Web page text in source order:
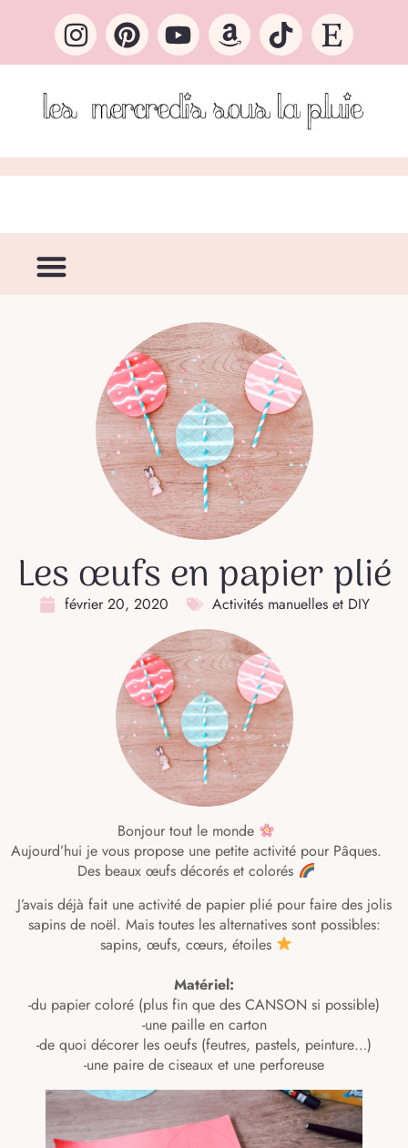
Les œufs en papier plié
février 20, 2020 Activités manuelles et DIY
Bonjour tout le monde
Aujourd’hui je vous propose une petite activité pour Pâques. ⠀
Des beaux œufs décorés et colorés
J’avais déjà fait une activité de papier plié pour faire des jolis
sapins de noël. Mais toutes les alternatives sont possibles:
sapins, œufs, cœurs, étoiles
Matériel:
-du papier coloré (plus fin que des CANSON si possible)
-une paille en carton
-de quoi décorer les oeufs (feutres, pastels, peinture…)
-une paire de ciseaux et une perforeuse